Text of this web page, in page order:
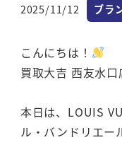
投稿日
2025/11/12 カテ
ブラ
こんにちは！
買取大吉 西友水口
本日は、LOUIS
ル・バンドリエー